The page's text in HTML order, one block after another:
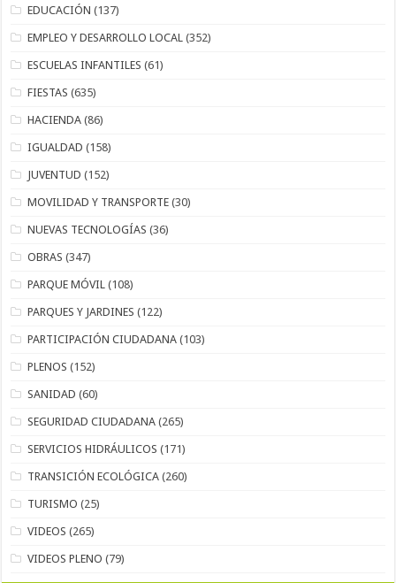
EDUCACIÓN (137)
EMPLEO Y DESARROLLO LOCAL (352)
ESCUELAS INFANTILES (61)
FIESTAS (635)
HACIENDA (86)
IGUALDAD (158)
JUVENTUD (152)
MOVILIDAD Y TRANSPORTE (30)
NUEVAS TECNOLOGÍAS (36)
OBRAS (347)
PARQUE MÓVIL (108)
PARQUES Y JARDINES (122)
PARTICIPACIÓN CIUDADANA (103)
PLENOS (152)
SANIDAD (60)
SEGURIDAD CIUDADANA (265)
SERVICIOS HIDRÁULICOS (171)
TRANSICIÓN ECOLÓGICA (260)
TURISMO (25)
VIDEOS (265)
VIDEOS PLENO (79)